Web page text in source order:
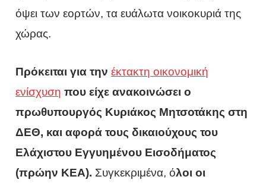
όψει των εορτών, τα ευάλωτα νοικοκυριά της
χώρας.
Πρόκειται για τηνέκτακτη οικονομική
ενίσχυση που είχε ανακοινώσει ο
πρωθυπουργός Κυριάκος Μητσοτάκης στη
ΔΕΘ, και αφορά τους δικαιούχους του
Ελάχιστου Εγγυημένου Εισοδήματος
(πρώην ΚΕΑ). Συγκεκριμένα, όλοι οι